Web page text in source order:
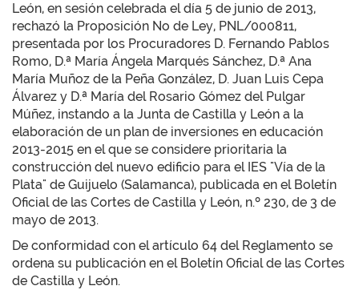
León, en sesión celebrada el día 5 de junio de 2013,
rechazó la Proposición No de Ley, PNL/000811,
presentada por los Procuradores D. Fernando Pablos
Romo, D.ª María Ángela Marqués Sánchez, D.ª Ana
María Muñoz de la Peña González, D. Juan Luis Cepa
Álvarez y D.ª María del Rosario Gómez del Pulgar
Múñez, instando a la Junta de Castilla y León a la
elaboración de un plan de inversiones en educación
2013-2015 en el que se considere prioritaria la
construcción del nuevo edificio para el IES "Vía de la
Plata" de Guijuelo (Salamanca), publicada en el Boletín
Oficial de las Cortes de Castilla y León, n.º 230, de 3 de
mayo de 2013.
De conformidad con el artículo 64 del Reglamento se
ordena su publicación en el Boletín Oficial de las Cortes
de Castilla y León.